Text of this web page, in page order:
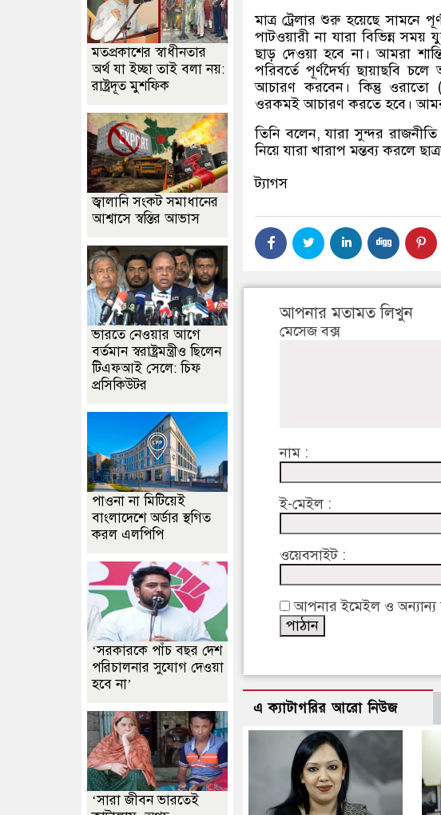
মাত্র ট্রেলার শুরু হয়েছে সামনে
পাটওয়ারী না যারা বিভিন্ন
ছাড় দেওয়া হবে না। আমরা
পরিবর্তে পূর্ণদৈর্ঘ্য ছায়াছবি
আচারণ করবেন। কিন্তু ওরাতো
ওরকমই আচারণ করতে হবে।
তিনি বলেন,যারা সুন্দর রাজনীতি
নিয়ে যারা খারাপ মন্তব্য করলে
ট্যাগস
আপনার মতামত লিখুন
মেসেজ বক্স
নাম :
ই-মেইল :
ওয়েবসাইট :
আপনার ইমেইল ও অন্যান্য
এ ক্যাটাগরির আরো নিউজ
মতপ্রকাশের স্বাধীনতার
অর্থ যা ইচ্ছা তাই বলা নয়:
রাষ্ট্রদূত মুশফিক
জ্বালানি সংকট সমাধানের
আশ্বাসে স্বস্তির আভাস
ভারতে নেওয়ার আগে
বর্তমান স্বরাষ্ট্রমন্ত্রীও ছিলেন
টিএফআই সেলে: চিফ
প্রসিকিউটর
পাওনা না মিটিয়েই
বাংলাদেশে অর্ডার স্থগিত
করল এলপিপি
‘সরকারকে পাঁচ বছর দেশ
পরিচালনার সুযোগ দেওয়া
হবে না’
‘সারা জীবন ভারতেই